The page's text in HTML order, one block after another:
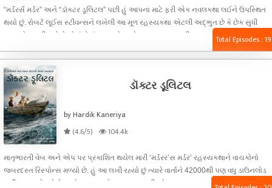
“મર્ડરર્સ મર્ડર” અને “ડૉક્ટર ડૂલિટલ” પછી હું આપના માટે ફરી એક નવલકથા લઈને ઉપસ્થિત
થયો છું. રોબર્ટ લૂઈસ સ્ટીવન્સને લખેલી આ મૂળ રહસ્યકથા એટલી અદ્ભુત છે કે છેક સુધી
વાચકને જકડી રાખે છે. તેમાં રોમાંચ પણ છે અને રહસ્ય પણ... વળી, આ ભાવાનુવાદ હોવાથી મેં
લાગે કે તેઓ કૃતિનો અનુવાદ વાંચી રહ્યા છે. ઊલટું, આપને “મર્ડરર્સ મર્ડર” વાંચવામાં જેટલી
મજા આવી હતી તેટલી જ કે તેના કરતા ય વધુ મજા આ ભાવાનુવાદ વાંચવામાં આવશે.
Total Episodes : 19
ડૉક્ટર ડૂલિટલ
by Hardik Kaneriya
(4.6/5)
104.4k
માતૃભારતી વેબ અને એપ પર પ્રકાશિત થયેલ મારી ‘મર્ડરર’સ મર્ડર’ રહસ્યકથાને વાચકોનો
જબરદસ્ત રિસ્પોન્સ મળ્યો છે. હું આ લખી રહ્યો છું ત્યારે વાર્તાને 42000થી પણ વધુ ડાઉનલોડ
મળી ચૂક્યા છે, જે લેખકને સતત અને સરસ લખવાની પ્રેરણા આપવા પૂરતું છે. તેથી જ હું